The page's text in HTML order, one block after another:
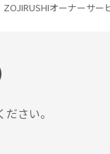
ZOJIRUSHIオーナーサー
ださい。